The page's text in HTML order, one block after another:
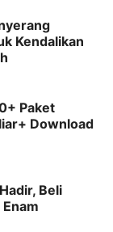
Kendalikan
Paket
Download
Beli